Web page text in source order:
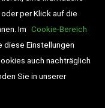
per Klick auf die
Im Cookie-Bereich
diese Einstellungen
auch nachträglich
Sie in unserer